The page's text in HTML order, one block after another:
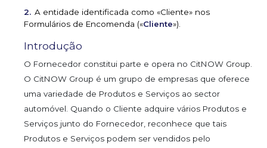
A entidade identificada como «Cliente» nos
Formulários de Encomenda («Cliente»).
Introdução
O Fornecedor constitui parte e opera no CitNOW Group.
O CitNOW Group é um grupo de empresas que oferece
uma variedade de Produtos e Serviços ao sector
automóvel. Quando o Cliente adquire vários Produtos e
Serviços junto do Fornecedor, reconhece que tais
Produtos e Serviços podem ser vendidos pelo